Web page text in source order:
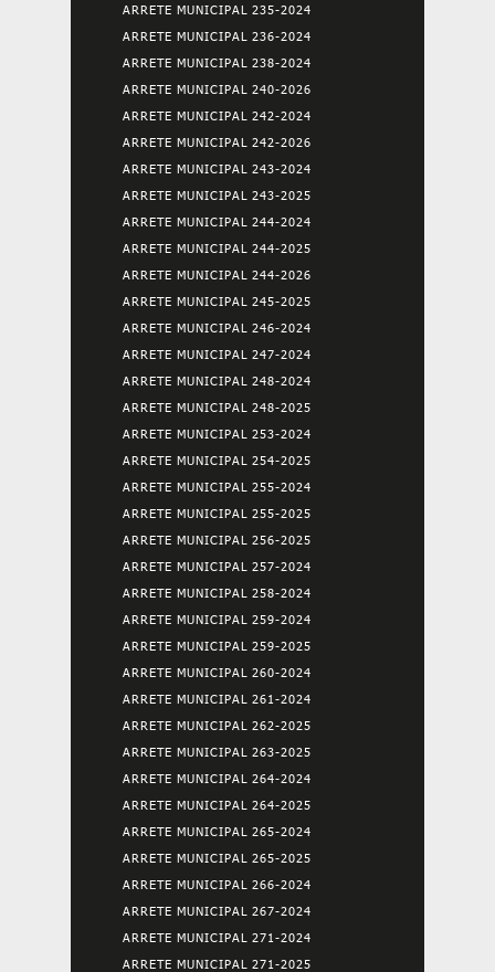
ARRETE MUNICIPAL 235-2024
ARRETE MUNICIPAL 236-2024
ARRETE MUNICIPAL 238-2024
ARRETE MUNICIPAL 240-2026
ARRETE MUNICIPAL 242-2024
ARRETE MUNICIPAL 242-2026
ARRETE MUNICIPAL 243-2024
ARRETE MUNICIPAL 243-2025
ARRETE MUNICIPAL 244-2024
ARRETE MUNICIPAL 244-2025
ARRETE MUNICIPAL 244-2026
ARRETE MUNICIPAL 245-2025
ARRETE MUNICIPAL 246-2024
ARRETE MUNICIPAL 247-2024
ARRETE MUNICIPAL 248-2024
ARRETE MUNICIPAL 248-2025
ARRETE MUNICIPAL 253-2024
ARRETE MUNICIPAL 254-2025
ARRETE MUNICIPAL 255-2024
ARRETE MUNICIPAL 255-2025
ARRETE MUNICIPAL 256-2025
ARRETE MUNICIPAL 257-2024
ARRETE MUNICIPAL 258-2024
ARRETE MUNICIPAL 259-2024
ARRETE MUNICIPAL 259-2025
ARRETE MUNICIPAL 260-2024
ARRETE MUNICIPAL 261-2024
ARRETE MUNICIPAL 262-2025
ARRETE MUNICIPAL 263-2025
ARRETE MUNICIPAL 264-2024
ARRETE MUNICIPAL 264-2025
ARRETE MUNICIPAL 265-2024
ARRETE MUNICIPAL 265-2025
ARRETE MUNICIPAL 266-2024
ARRETE MUNICIPAL 267-2024
ARRETE MUNICIPAL 271-2024
ARRETE MUNICIPAL 271-2025